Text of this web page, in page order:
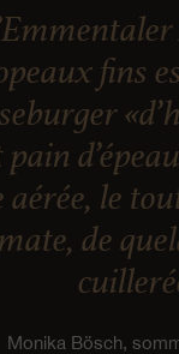
fins
aérée, le
de
Monika Bösch,